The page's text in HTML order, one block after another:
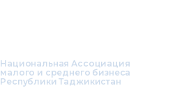
Национальная Ассоциация
малого и среднего бизнеса
Республики Таджикистан